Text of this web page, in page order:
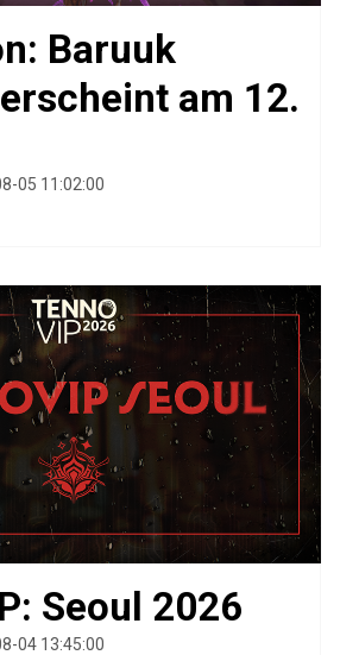
Baruuk
am 12.
05 11:02:00
Seoul 2026
04 13:45:00